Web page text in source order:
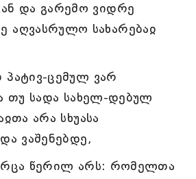
და გარემო ვიდრე
აღვასრულო სახარებაჲ
ცემულ ვარ
თუ სადა სახელ-დებულ
არა სხუასა
ვაშენებდე,
წერილ არს: რომელთა